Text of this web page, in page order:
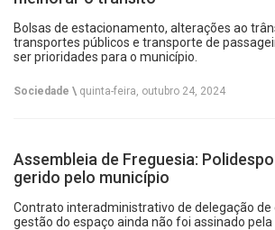
Bolsas de estacionamento, alterações ao
transportes públicos e transporte de
ser prioridades para o município.
Sociedade \ quinta-feira, outubro 24, 2024
Assembleia de Freguesia:
gerido pelo município
Contrato interadministrativo de delegação de
gestão do espaço ainda não foi assinado